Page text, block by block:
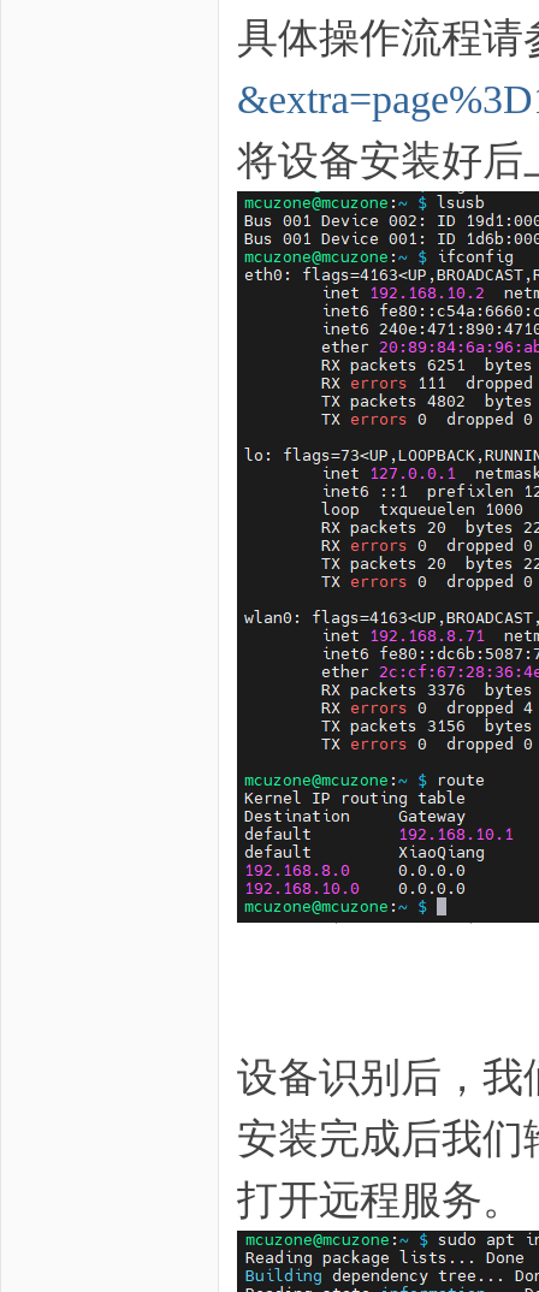
具体操作流程请
将设备安装好后
设备识别后，我
安装完成后我们
打开远程服务。